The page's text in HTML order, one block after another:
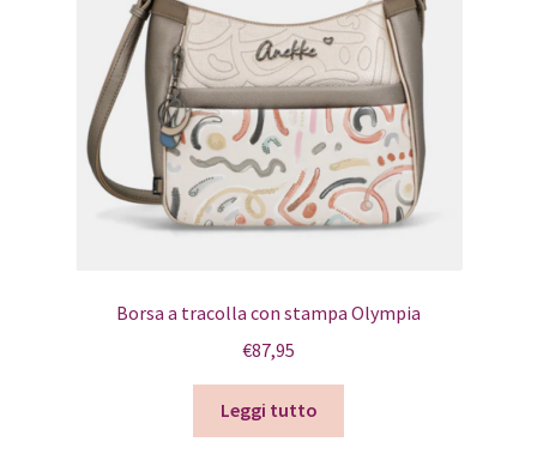
Borsa a tracolla con stampa Olympia
€87,95
Leggi tutto